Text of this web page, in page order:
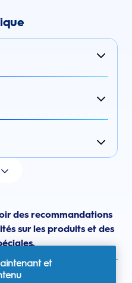
des recommandations
sur les produits et des
et